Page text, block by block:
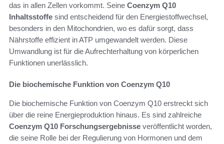
das in allen Zellen vorkommt. Seine Coenzym Q10
Inhaltsstoffe sind entscheidend für den Energiestoffwechsel,
besonders in den Mitochondrien, wo es dafür sorgt, dass
Nährstoffe effizient in ATP umgewandelt werden. Diese
Umwandlung ist für die Aufrechterhaltung von körperlichen
Funktionen unerlässlich.
Die biochemische Funktion von Coenzym Q10
Die biochemische Funktion von Coenzym Q10 erstreckt sich
über die reine Energieproduktion hinaus. Es sind zahlreiche
Coenzym Q10 Forschungsergebnisse veröffentlicht worden,
die seine Rolle bei der Regulierung von Hormonen und dem